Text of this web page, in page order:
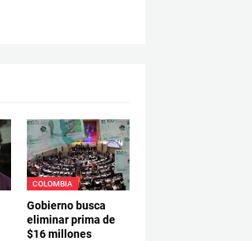
COLOMBIA
Gobierno busca
eliminar prima de
$16 millones